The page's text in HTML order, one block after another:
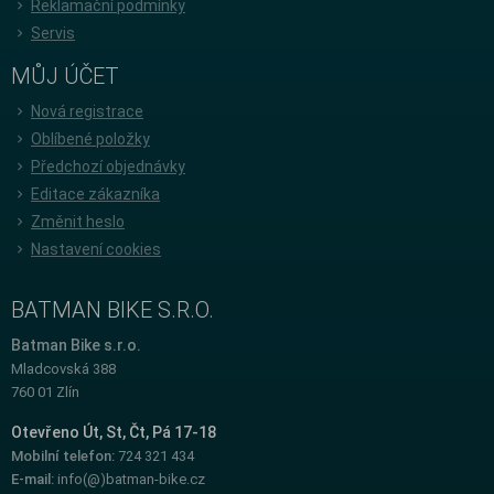
Reklamační podmínky
Servis
MŮJ ÚČET
Nová registrace
Oblíbené položky
Předchozí objednávky
Editace zákazníka
Změnit heslo
Nastavení cookies
BATMAN BIKE S.R.O.
Batman Bike s.r.o.
Mladcovská 388
760 01 Zlín
Otevřeno Út, St, Čt, Pá 17-18
Mobilní telefon: 724 321 434
E-mail: info(@)batman-bike.cz